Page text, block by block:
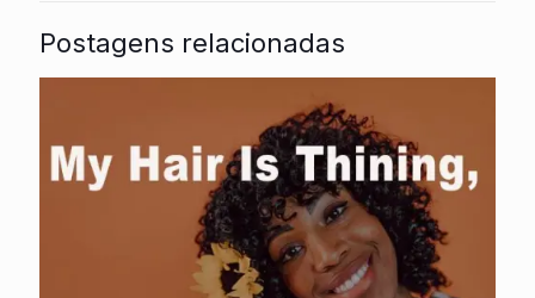
Postagens relacionadas